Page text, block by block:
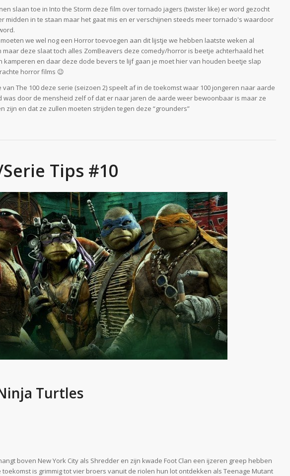
slaan toe in Into the Storm deze film over tornado jagers (twister like) er word gezocht
midden in te staan maar het gaat mis en er verschijnen steeds meer tornado's waardoor
we wel nog een Horror toevoegen aan dit lijstje we hebben laatste weken al
deze slaat toch alles ZomBeavers deze comedy/horror is beetje achterhaald het
kamperen en daar deze dode bevers te lijf gaan je moet hier van houden beetje slap
horror films 😉
The 100 deze serie (seizoen 2) speelt af in de toekomst waar 100 jongeren naar aarde
door de mensheid zelf of dat er naar jaren de aarde weer bewoonbaar is maar ze
zijn en dat ze zullen moeten strijden tegen deze “grounders”
Tips #10
Turtles
boven New York City als Shredder en zijn kwade Foot Clan een ijzeren greep hebben
is grimmig tot vier broers vanuit de riolen hun lot ontdekken als Teenage Mutant